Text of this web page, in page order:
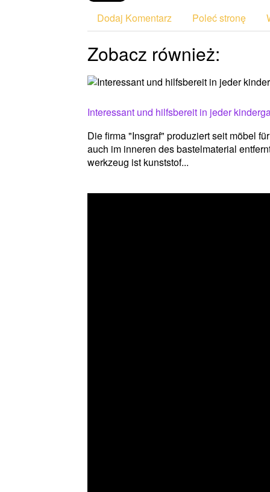
Dodaj Komentarz Poleć stronę
Zobacz również:
Interessant und hilfsbereit in jeder
Die firma "Insgraf" produziert seit möbel
auch im inneren des bastelmaterial
werkzeug ist kunststof...